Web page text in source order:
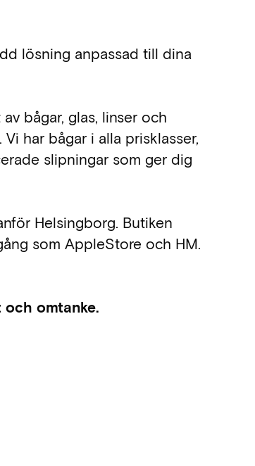
lösning anpassad till dina
bågar, glas, linser och
har bågar i alla prisklasser,
slipningar som ger dig
Helsingborg. Butiken
som AppleStore och HM.
och omtanke.